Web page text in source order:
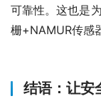
可靠性。这也是
栅+NAMUR传感
结语：让安